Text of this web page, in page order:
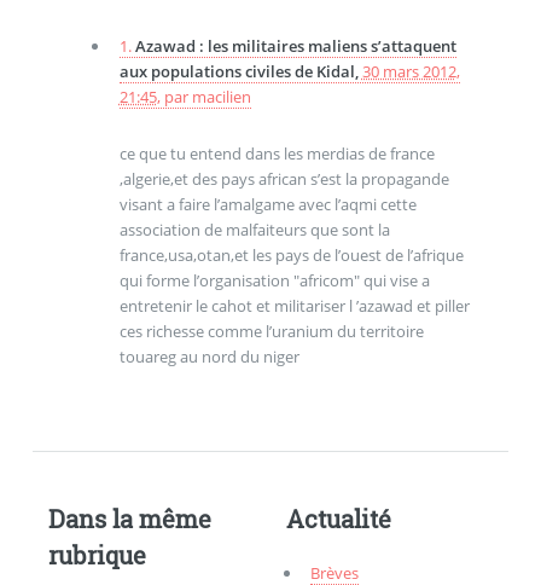
1.Azawad : les militaires maliens s’attaquent
aux populations civiles de Kidal,30 mars 2012,
21:45, par macilien
ce que tu entend dans les merdias de france
,algerie,et des pays african s’est la propagande
visant a faire l’amalgame avec l’aqmi cette
association de malfaiteurs que sont la
france,usa,otan,et les pays de l’ouest de l’afrique
qui forme l’organisation "africom" qui vise a
entretenir le cahot et militariser l ’azawad et piller
ces richesse comme l’uranium du territoire
touareg au nord du niger
Dans la même
rubrique
Actualité
Brèves